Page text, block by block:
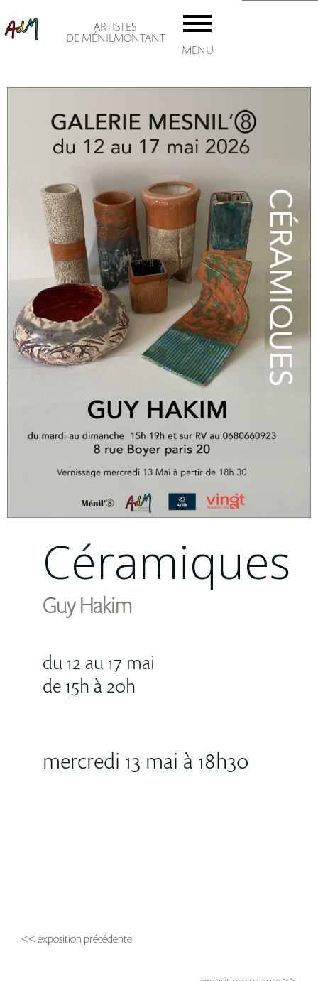
ARTISTES
DE MÉNILMONTANT
MENU
Les ADM
Adhésion
artistes
ménil8
Modèles
vivants
partenaires
connexion
Céramiques
Guy Hakim
du 12 au 17 mai
de 15h à 20h
mercredi 13 mai à 18h30
<< exposition précédente